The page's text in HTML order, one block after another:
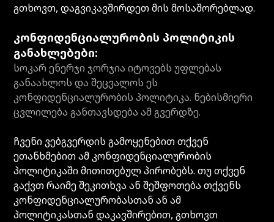
გთხოვთ, დაგვიკავშირდეთ მის მოსაშორებლად.
კონფიდენციალურობის პოლიტიკის
განახლებები:
სოკარ ენერჯი ჯორჯია იტოვებს უფლებას
განაახლოს და შეცვალოს ეს
კონფიდენციალურობის პოლიტიკა. ნებისმიერი
ცვლილება განთავსდება ამ გვერდზე.
ჩვენი ვებგვერდის გამოყენებით თქვენ
ეთანხმებით ამ კონფიდენციალურობის
პოლიტიკაში მითითებულ პირობებს. თუ თქვენ
გაქვთ რაიმე შეკითხვა ან შეშფოთება თქვენს
კონფიდენციალურობასთან ან ამ
პოლიტიკასთან დაკავშირებით, გთხოვთ